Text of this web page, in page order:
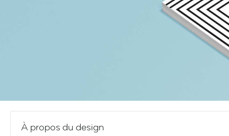
À propos du design